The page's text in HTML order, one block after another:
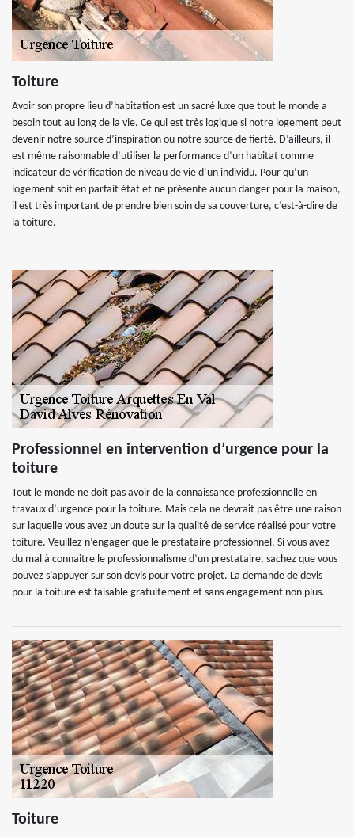
Toiture
Avoir son propre lieu d’habitation est un sacré luxe que tout le monde a
besoin tout au long de la vie. Ce qui est très logique si notre logement peut
devenir notre source d’inspiration ou notre source de fierté. D’ailleurs, il
est même raisonnable d’utiliser la performance d’un habitat comme
indicateur de vérification de niveau de vie d’un individu. Pour qu’un
logement soit en parfait état et ne présente aucun danger pour la maison,
il est très important de prendre bien soin de sa couverture, c’est-à-dire de
la toiture.
Professionnel en intervention d’urgence pour la
toiture
Tout le monde ne doit pas avoir de la connaissance professionnelle en
travaux d’urgence pour la toiture. Mais cela ne devrait pas être une raison
sur laquelle vous avez un doute sur la qualité de service réalisé pour votre
toiture. Veuillez n’engager que le prestataire professionnel. Si vous avez
du mal à connaitre le professionnalisme d’un prestataire, sachez que vous
pouvez s’appuyer sur son devis pour votre projet. La demande de devis
pour la toiture est faisable gratuitement et sans engagement non plus.
Toiture